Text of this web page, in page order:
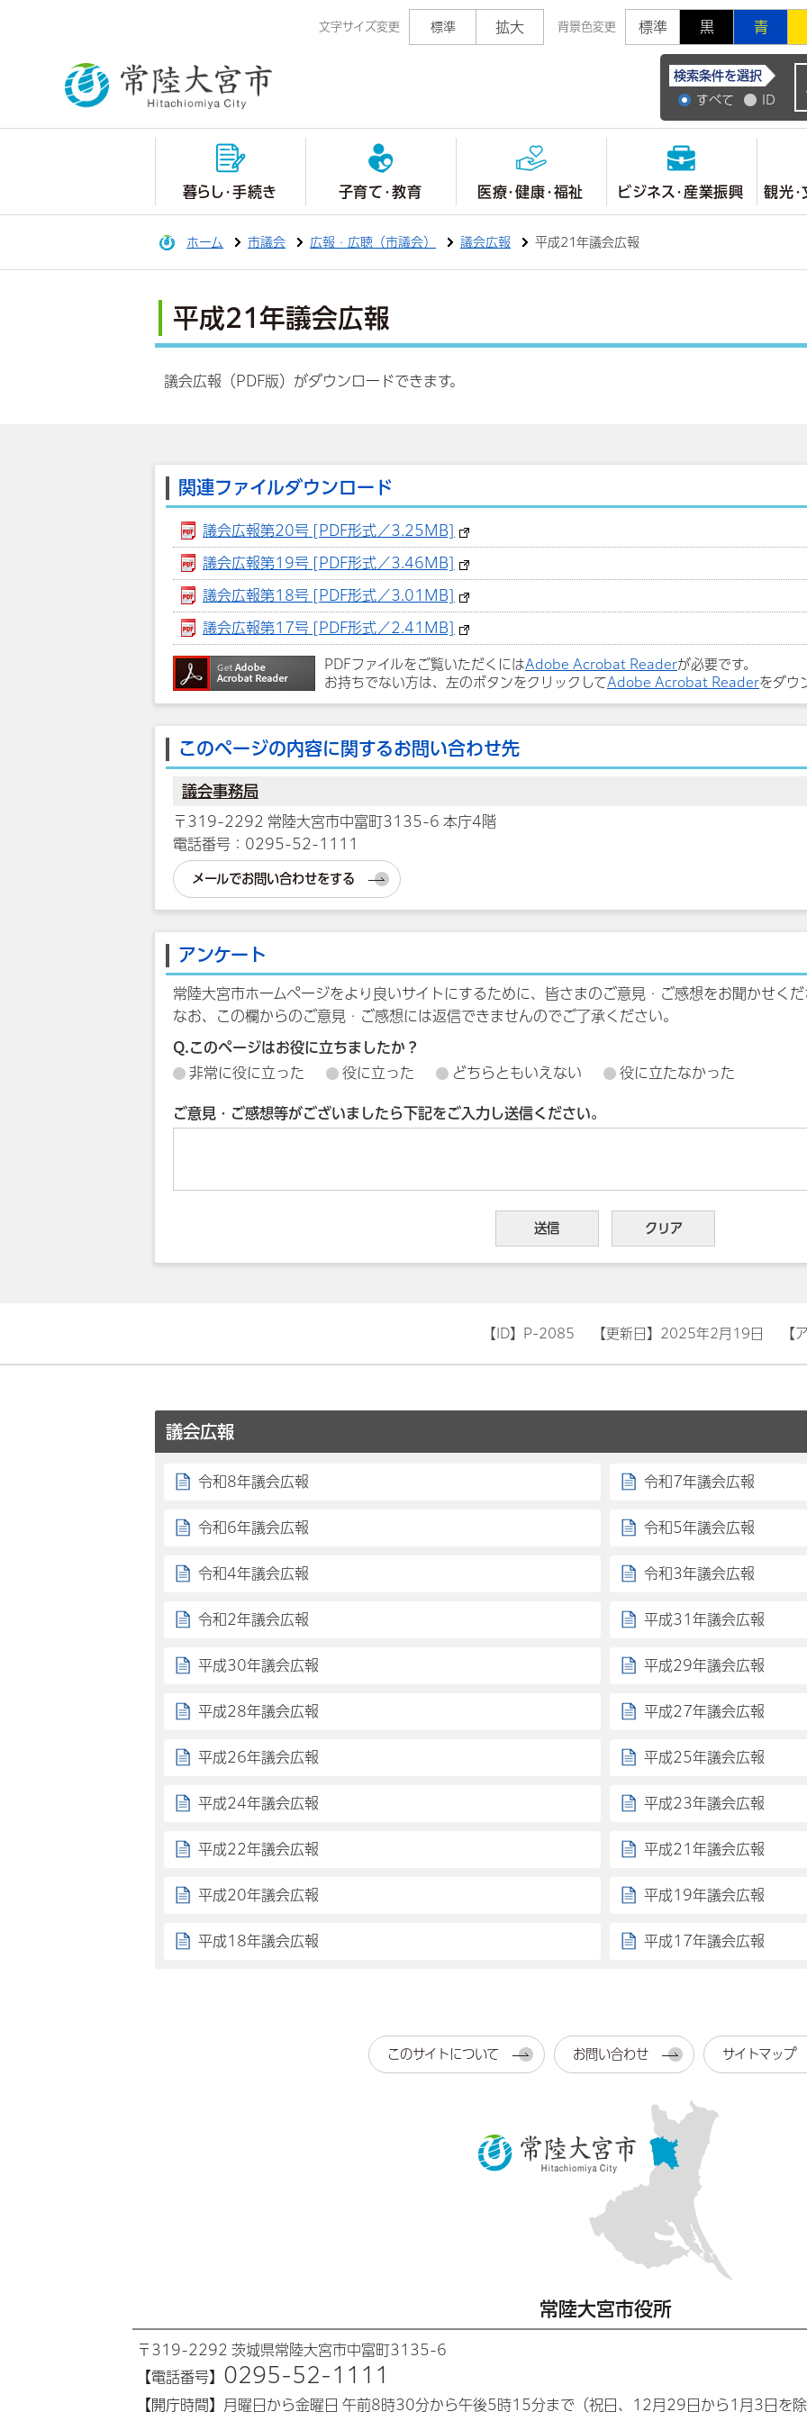
文字サイズ変更 標準 拡大 背景色変更 標準 黒 青
常陸大宮市公式ホ
検索条件を選択
すべて
ID
暮らし・手続き 子育て・教育 医療・健康・福祉 ビジネス・産業振興 観光
ホーム 市議会 広報・広聴（市議会） 議会広報 平成21年議会広報
平成21年議会広報
議会広報（PDF版）がダウンロードできます。
関連ファイルダウンロード
議会広報第20号 [PDF形式／3.25MB]
議会広報第19号 [PDF形式／3.46MB]
議会広報第18号 [PDF形式／3.01MB]
議会広報第17号 [PDF形式／2.41MB]
PDFファイルをご覧いただくにはAdobe Acrobat Readerが必要です。
お持ちでない方は、左のボタンをクリックしてAdobe Acrobat Readerをダウ
このページの内容に関するお問い合わせ先
議会事務局
〒319-2292 常陸大宮市中富町3135-6 本庁4階
電話番号：0295-52-1111
メールでお問い合わせをする
アンケート
常陸大宮市ホームページをより良いサイトにするために、皆さまのご意見・ご感想をお聞かせく
なお、この欄からのご意見・ご感想には返信できませんのでご了承ください。
Q.このページはお役に立ちましたか？
非常に役に立った
役に立った どちらともいえない 役に立たなかった
ご意見・ご感想等がございましたら下記をご入力し送信ください。
【ID】 P-2085 【更新日】 2025年2月19日 【
議会広報
令和8年議会広報 令和7年議会広報
令和6年議会広報 令和5年議会広報
令和4年議会広報 令和3年議会広報
令和2年議会広報 平成31年議会広報
平成30年議会広報 平成29年議会広報
平成28年議会広報 平成27年議会広報
平成26年議会広報 平成25年議会広報
平成24年議会広報 平成23年議会広報
平成22年議会広報 平成21年議会広報
平成20年議会広報 平成19年議会広報
平成18年議会広報 平成17年議会広報
このサイトについて お問い合わせ サイトマップ
常陸大宮市役所
〒319-2292 茨城県常陸大宮市中富町3135-6
【電話番号】 0295-52-1111
【開庁時間】 月曜日から金曜日 午前8時30分から午後5時15分まで（祝日、12月29日から1月3日を